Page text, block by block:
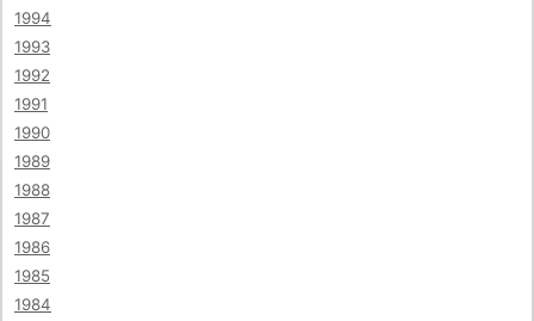
1994
1993
1992
1991
1990
1989
1988
1987
1986
1985
1984